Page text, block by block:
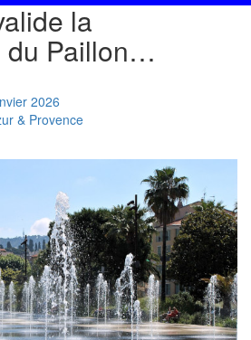
la
du Paillon…
vier 2026
& Provence